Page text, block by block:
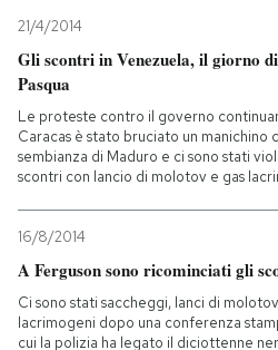
21/4/2014
Gli scontri in Venezuela, il giorno di
Pasqua
Le proteste contro il governo
Caracas è stato bruciato un manichino
sembianza di Maduro e ci sono stati
scontri con lancio di molotov e gas
16/8/2014
A Ferguson sono ricominciati gli
Ci sono stati saccheggi, lanci di
lacrimogeni dopo una conferenza
cui la polizia ha legato il diciottenne